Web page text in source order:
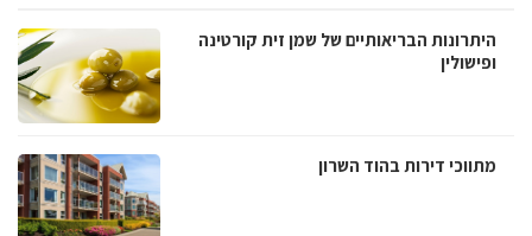
היתרונות הבריאותיים של שמן זית קורטינה
ופישולין
מתווכי דירות בהוד השרון